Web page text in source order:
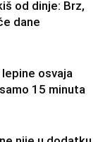
od dinje: Brz,
dane
osvaja
15 minuta